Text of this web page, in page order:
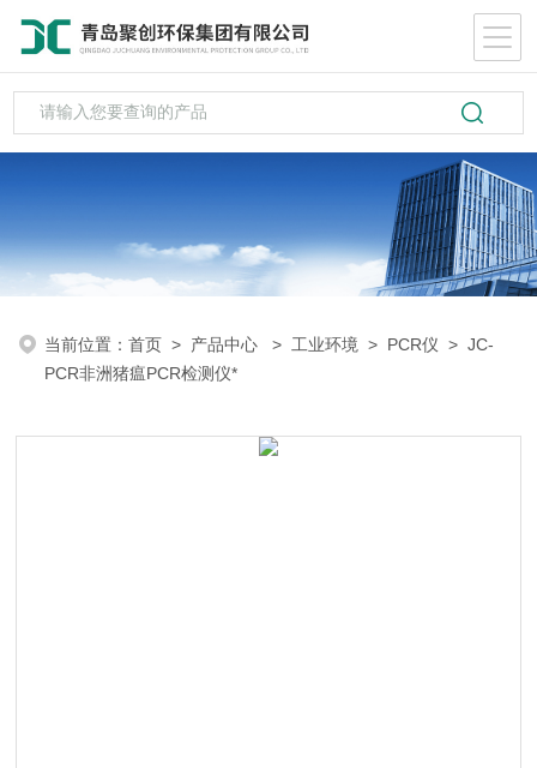
当前位置：首页 > 产品中心 > 工业环境 > PCR仪 > JC-
PCR非洲猪瘟PCR检测仪*